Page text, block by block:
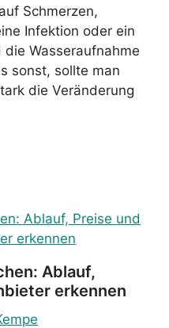
Schmerzen,
Infektion oder ein
Wasseraufnahme
sonst, sollte man
die Veränderung
Ablauf,
erkennen